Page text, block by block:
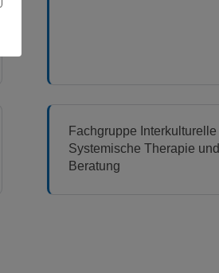
Fachgruppe Interkulturelle
Systemische Therapie und
Beratung